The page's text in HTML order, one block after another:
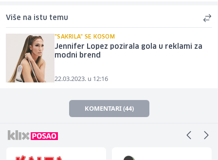
Više na istu temu
"SAKRILA" SE KOSOM
Jennifer Lopez pozirala gola u reklami za
modni brend
22.03.2023. u 12:16
KOMENTARI (44)